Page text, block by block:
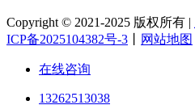
Copyright © 2021-2025 版权所有 |
ICP备2025104382号-3
网站地图
在线咨询
13262513038